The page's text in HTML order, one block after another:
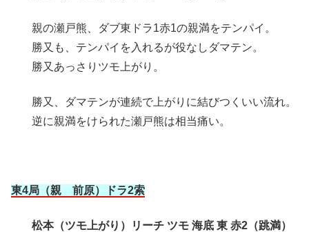
親の瀬戸熊、ダブ東ドラ1赤1の親満をテンパイ。
勝又も、テンパイを入れるが役なしダマテン。
勝又あっさりツモ上がり。
勝又、ダマテンが連続で上がりに結びつくいい流れ。
逆に親満をけられた瀬戸熊は相当痛い。
東4局（親 前原）ドラ2索
松本（ツモ上がり）リーチ ツモ 海底 東 赤2（跳満）